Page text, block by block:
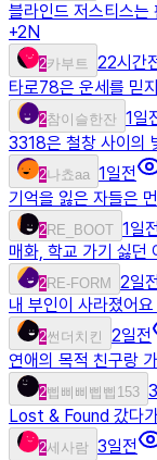
블라인드 저스티스는
+2 N
2카부트 22시간
타로78은 운세를 믿
2참이슬한잔 1일
3318은 철창 사이의
2나쵸aa 1일전
기억을 잃은 자들은
2RE_BOOT 1일전
매화, 학교 가기 싫던
2RE-FORM 2일전
내 부인이 사라졌어
2썬더치킨 2일전
연애의 목적 친구랑
2삡삐삐삡삡153
Lost & Found 갔다
2세사람 3일전